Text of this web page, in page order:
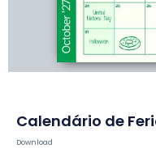
Download